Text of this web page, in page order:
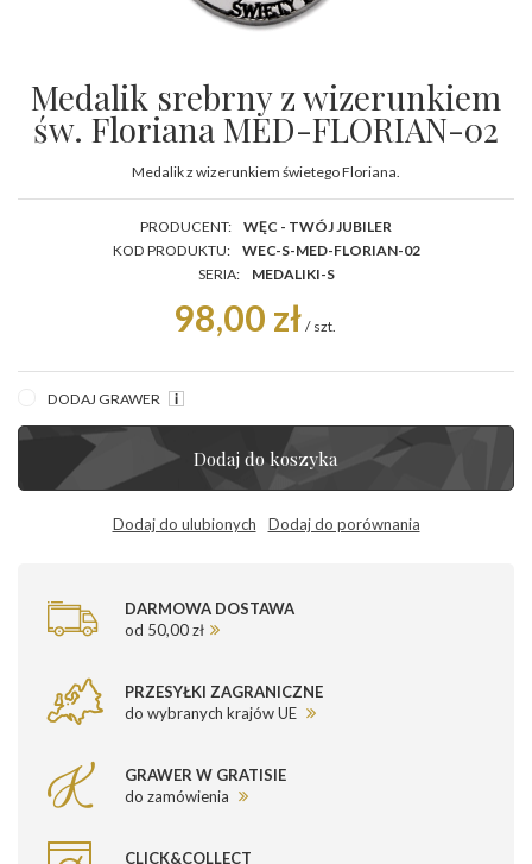
Medalik srebrny z wizerunkiem
św. Floriana MED-FLORIAN-02
Medalik z wizerunkiem świetego Floriana.
PRODUCENT:
WĘC - TWÓJ JUBILER
KOD PRODUKTU:
WEC-S-MED-FLORIAN-02
SERIA:
MEDALIKI-S
98,00 zł / szt.
DODAJ GRAWER
Dodaj do koszyka
Dodaj do ulubionych Dodaj do porównania
DARMOWA DOSTAWA
od 50,00 zł
PRZESYŁKI ZAGRANICZNE
do wybranych krajów UE
GRAWER W GRATISIE
do zamówienia
CLICK&COLLECT